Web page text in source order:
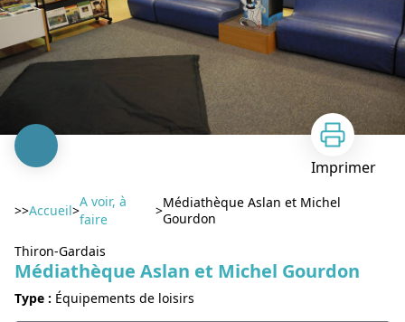
Imprimer
>>Accueil>
A voir, à
faire
>Médiathèque Aslan et Michel
Gourdon
Thiron-Gardais
Médiathèque Aslan et Michel Gourdon
Type : Équipements de loisirs